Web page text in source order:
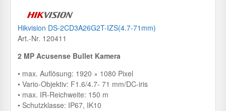
Hikvision DS-2CD3A26G2T-IZS(4.7-71mm)
Art.-Nr. 120411
2 MP Acusense Bullet Kamera
• max. Auflösung: 1920 × 1080 Pixel
• Vario-Objektiv: F1.6/4.7- 71 mm/DC-iris
• max. IR-Reichweite: 150 m
• Schutzklasse: IP67, IK10